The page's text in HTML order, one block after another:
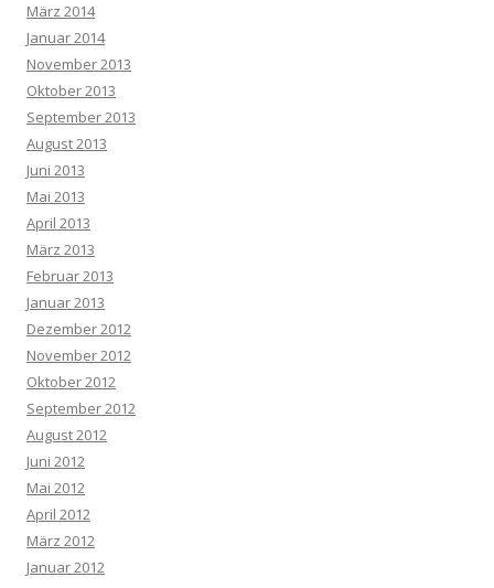
März 2014
Januar 2014
November 2013
Oktober 2013
September 2013
August 2013
Juni 2013
Mai 2013
April 2013
März 2013
Februar 2013
Januar 2013
Dezember 2012
November 2012
Oktober 2012
September 2012
August 2012
Juni 2012
Mai 2012
April 2012
März 2012
Januar 2012